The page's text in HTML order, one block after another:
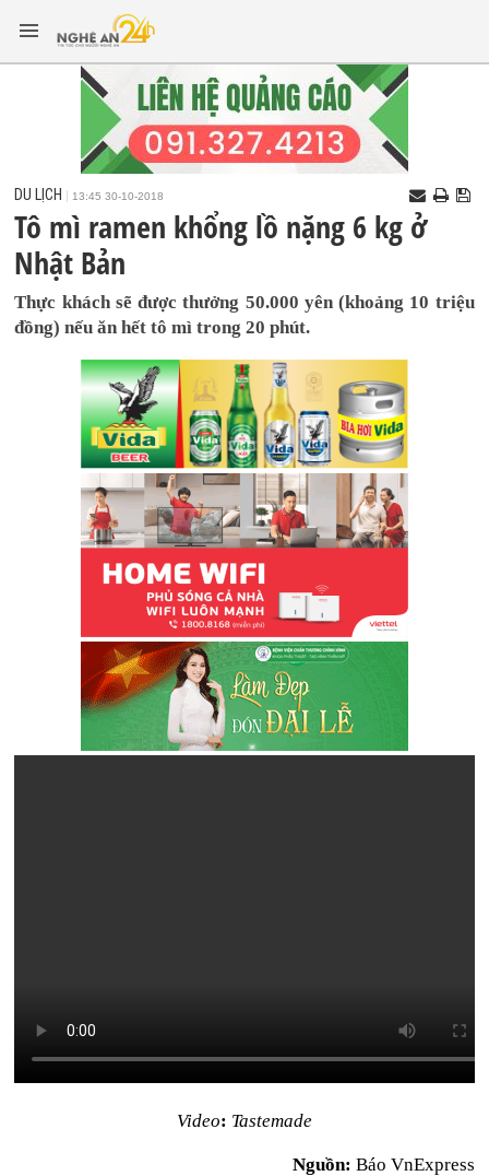
DU LỊCH 13:45 30-10-2018
Tô mì ramen khổng lồ nặng 6 kg ở
Nhật Bản
Thực khách sẽ được thưởng 50.000 yên (khoảng 10 triệu
đồng) nếu ăn hết tô mì trong 20 phút.
Video: Tastemade
Nguồn: Báo VnExpress